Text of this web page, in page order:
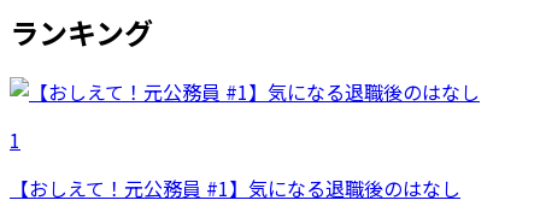
ランキング
1
【おしえて！元公務員 #1】気になる退職後のはなし